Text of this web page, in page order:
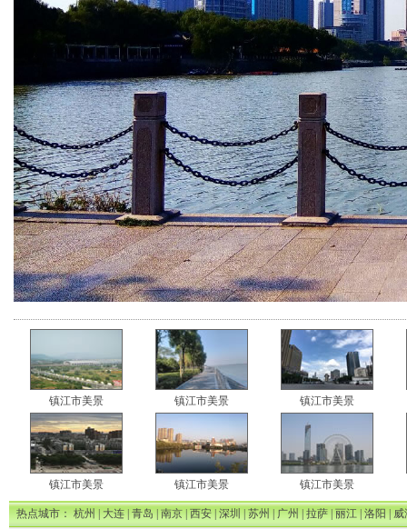
镇江市美景 镇江市美景 镇江市美景
镇江市美景 镇江市美景 镇江市美景
热点城市：杭州|大连|青岛|南京|西安|深圳|苏州|广州|拉萨|丽江|洛阳|威